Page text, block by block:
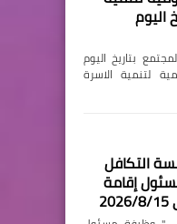
اليوم
بتاريخ اليوم
لتنمية الاسرة
التكافل
إقامة